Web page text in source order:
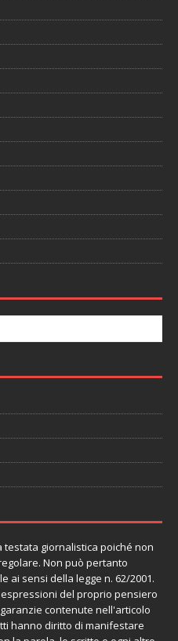
giornalistica poiché non
Non può pertanto
ai sensi della legge n. 62/2001.
del proprio pensiero
contenute nell'articolo
hanno diritto di manifestare